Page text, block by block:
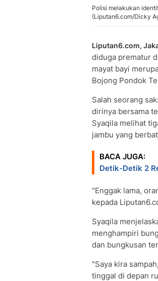
Polisi melakukan
(Liputan6.com/Dicky
Liputan6.com,
diduga prematur
mayat bayi
Bojong Pondok
Salah seorang
dirinya bersama
Syaqila melihat
jambu yang
BACA JUGA:
Detik-Detik 2
"Enggak lama,
kepada
Syaqila
menghampiri
dan bungkusan
"Saya kira
tinggal di depan